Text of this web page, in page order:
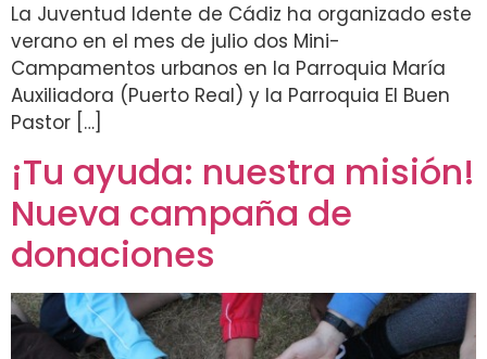
La Juventud Idente de Cádiz ha organizado este
verano en el mes de julio dos Mini-
Campamentos urbanos en la Parroquia María
Auxiliadora (Puerto Real) y la Parroquia El Buen
Pastor […]
¡Tu ayuda: nuestra misión!
Nueva campaña de
donaciones